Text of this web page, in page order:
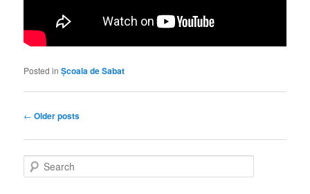
Posted in Școala de Sabat
Post
← Older posts
e